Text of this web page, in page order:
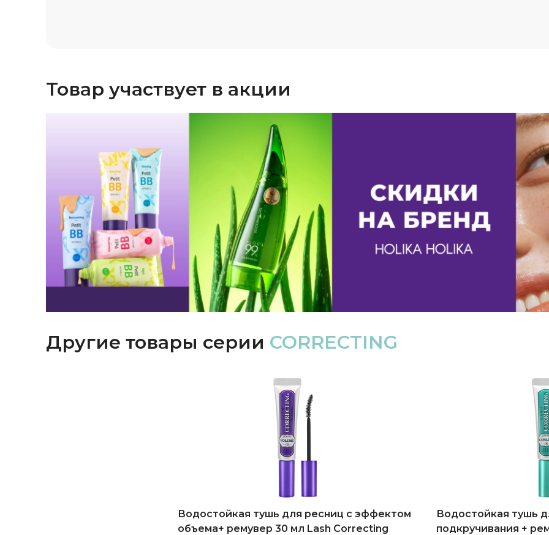
Товар участвует в акции
Другие товары серии CORRECTING
Водостойкая тушь для ресниц с эффектом
объема+ ремувер 30 мл Lash Correcting
Водостойкая тушь
подкручивания +